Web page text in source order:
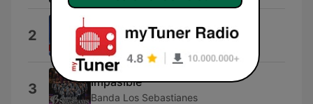
2 Te Soñé
El Coyote y Su Banda Tierra Santa
3 Impasible
Banda Los Sebastianes